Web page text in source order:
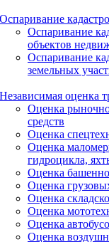
Оспаривание
Оспаривание
объектов
Оспаривание
земельных
Независимая оценка
Оценка
средств
Оценка
Оценка
гидроцикла,
Оценка
Оценка
Оценка
Оценка
Оценка
Оценка